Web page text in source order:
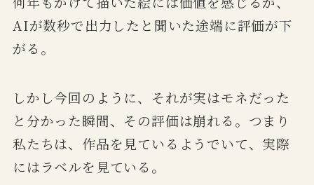
AIが数秒で出力したと聞いた途端に評価が下
がる。
しかし今回のように、それが実はモネだった
と分かった瞬間、その評価は崩れる。つまり
私たちは、作品を見ているようでいて、実際
にはラベルを見ている。